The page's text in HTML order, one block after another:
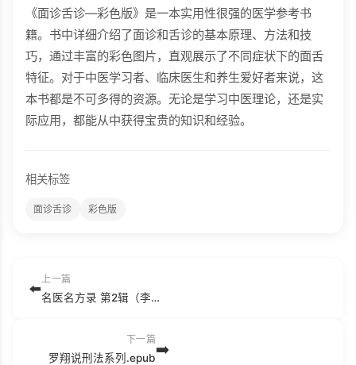
《面诊舌诊—彩色版》是一本实用性很强的医学参考书
籍。书中详细介绍了面诊和舌诊的基本原理、方法和技
巧，通过丰富的彩色图片，直观展示了不同症状下的面舌
特征。对于中医学习者、临床医生和养生爱好者来说，这
本书都是不可多得的资源。无论是学习中医理论，还是实
际应用，都能从中获得宝贵的知识和经验。
相关标签
面诊舌诊 彩色版
⬅️
上一篇
名医名方录 第2辑（李宝顺）.pdf
下一篇
罗翔说刑法系列.epub➡️